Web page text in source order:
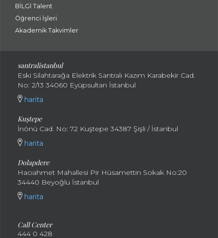
BİLGİ Talent
Öğrenci İşleri
Akademik Takvimler
santralistanbul
Eski Silahtarağa Elektrik Santralı Kazım Karabekir Cad.
No: 2/13 34060 Eyüpsultan İstanbul
harita
Kuştepe
İnönü Cad. No: 72 Kuştepe 34387 Şişli / İstanbul
harita
Dolapdere
Hacıahmet Mahallesi Pir Hüsamettin Sokak No:20
34440 Beyoğlu İstanbul
harita
Call Center
444 0 428